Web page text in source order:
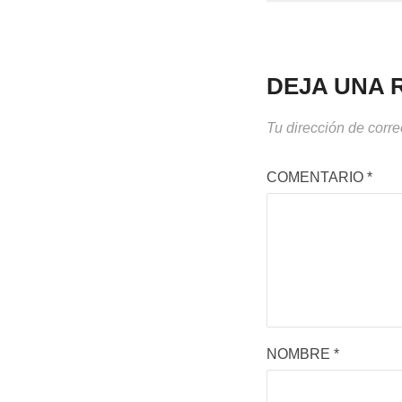
DEJA UNA
Tu dirección de
COMENTARIO *
NOMBRE *